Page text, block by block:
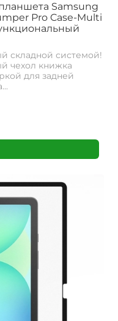
Samsung
Pro Case-Multi
складной системой!
чехол книжка
для задней